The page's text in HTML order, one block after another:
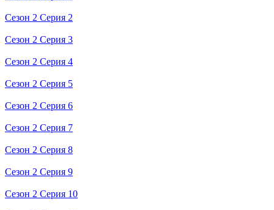
Сезон 2 Серия 2
Сезон 2 Серия 3
Сезон 2 Серия 4
Сезон 2 Серия 5
Сезон 2 Серия 6
Сезон 2 Серия 7
Сезон 2 Серия 8
Сезон 2 Серия 9
Сезон 2 Серия 10